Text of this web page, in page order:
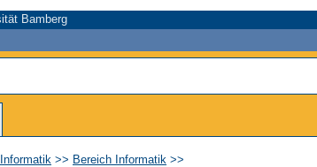
Bamberg
>> Bereich Informatik >>